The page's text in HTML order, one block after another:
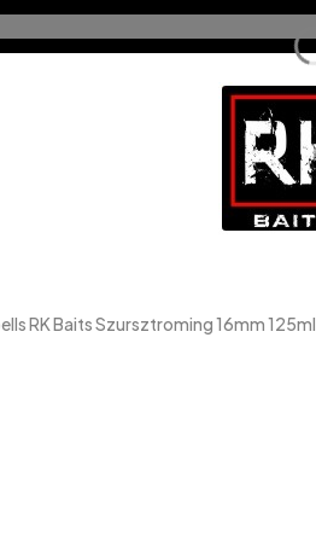
RK Baits Szursztroming 16mm 125ml